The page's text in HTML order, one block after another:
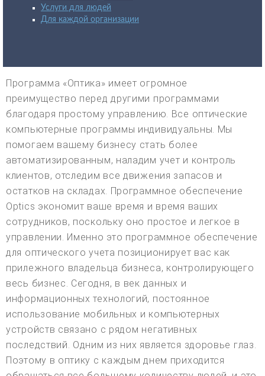
Услуги для людей
Для каждой организации
Программа «Оптика» имеет огромное
преимущество перед другими программами
благодаря простому управлению. Все оптические
компьютерные программы индивидуальны. Мы
помогаем вашему бизнесу стать более
автоматизированным, наладим учет и контроль
клиентов, отследим все движения запасов и
остатков на складах. Программное обеспечение
Optics экономит ваше время и время ваших
сотрудников, поскольку оно простое и легкое в
управлении. Именно это программное обеспечение
для оптического учета позиционирует вас как
прилежного владельца бизнеса, контролирующего
весь бизнес. Сегодня, в век данных и
информационных технологий, постоянное
использование мобильных и компьютерных
устройств связано с рядом негативных
последствий. Одним из них является здоровье глаз.
Поэтому в оптику с каждым днем приходится